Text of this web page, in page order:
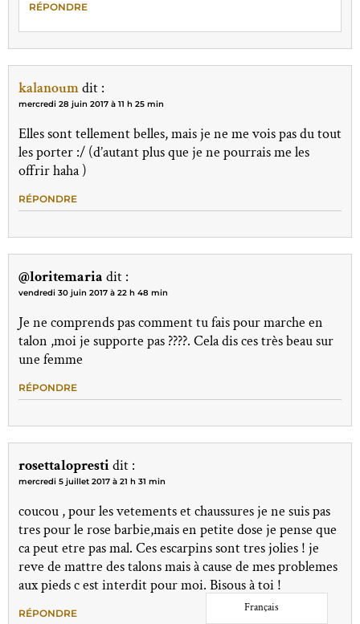
RÉPONDRE
kalanoumdit :
mercredi 28 juin 2017 à 11 h 25 min
Elles sont tellement belles, mais je ne me vois pas du tout
les porter :/ (d’autant plus que je ne pourrais me les
offrir haha )
RÉPONDRE
@loritemaria dit :
vendredi 30 juin 2017 à 22 h 48 min
Je ne comprends pas comment tu fais pour marche en
talon ,moi je supporte pas ????. Cela dis ces très beau sur
une femme
RÉPONDRE
rosettaloprestidit :
mercredi 5 juillet 2017 à 21 h 31 min
coucou , pour les vetements et chaussures je ne suis pas
tres pour le rose barbie,mais en petite dose je pense que
ca peut etre pas mal. Ces escarpins sont tres jolies ! je
reve de mattre des talons mais à cause de mes problemes
aux pieds c est interdit pour moi. Bisous à toi !
RÉPONDRE Français